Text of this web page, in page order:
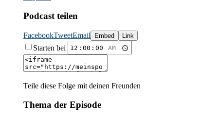
Podcast teilen
FacebookTweetEmail Embed Link
Starten bei
Teile diese Folge mit deinen Freunden
Thema der Episode